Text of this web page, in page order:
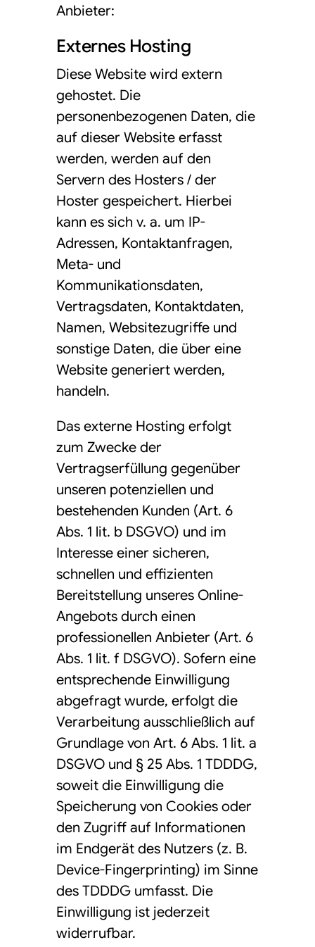
Anbieter:
Externes Hosting
Diese Website wird extern
gehostet. Die
personenbezogenen Daten, die
auf dieser Website erfasst
werden, werden auf den
Servern des Hosters / der
Hoster gespeichert. Hierbei
kann es sich v. a. um IP-
Adressen, Kontaktanfragen,
Meta- und
Kommunikationsdaten,
Vertragsdaten, Kontaktdaten,
Namen, Websitezugriffe und
sonstige Daten, die über eine
Website generiert werden,
handeln.
Das externe Hosting erfolgt
zum Zwecke der
Vertragserfüllung gegenüber
unseren potenziellen und
bestehenden Kunden (Art. 6
Abs. 1 lit. b DSGVO) und im
Interesse einer sicheren,
schnellen und effizienten
Bereitstellung unseres Online-
Angebots durch einen
professionellen Anbieter (Art. 6
Abs. 1 lit. f DSGVO). Sofern eine
entsprechende Einwilligung
abgefragt wurde, erfolgt die
Verarbeitung ausschließlich auf
Grundlage von Art. 6 Abs. 1 lit. a
DSGVO und § 25 Abs. 1 TDDDG,
soweit die Einwilligung die
Speicherung von Cookies oder
den Zugriff auf Informationen
im Endgerät des Nutzers (z. B.
Device-Fingerprinting) im Sinne
des TDDDG umfasst. Die
Einwilligung ist jederzeit
widerrufbar.